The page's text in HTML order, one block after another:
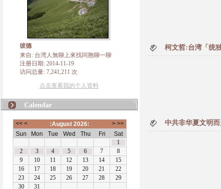
彼德
来自: 台湾人無聊上來找同胞聊一聊
注册日期: 2014-11-19
访问总量: 7,241,211 次
点击查看我的个人资料
Calendar
柯文哲:台湾「统
中共非华夏文明